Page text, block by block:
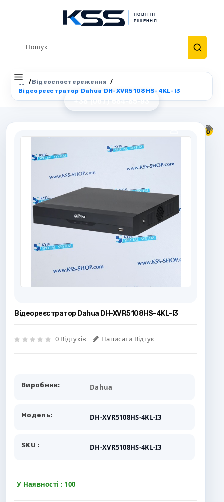
+38 (067) 684-85-93
0
Відеоспостереження
Відеореєстратор Dahua DH-XVR5108HS-4KL-I3
Відеореєстратор Dahua DH-XVR5108HS-4KL-I3
0 Відгуків Написати Відгук
Виробник: Dahua
Модель: DH-XVR5108HS-4KL-I3
SKU : DH-XVR5108HS-4KL-I3
У Наявності : 100